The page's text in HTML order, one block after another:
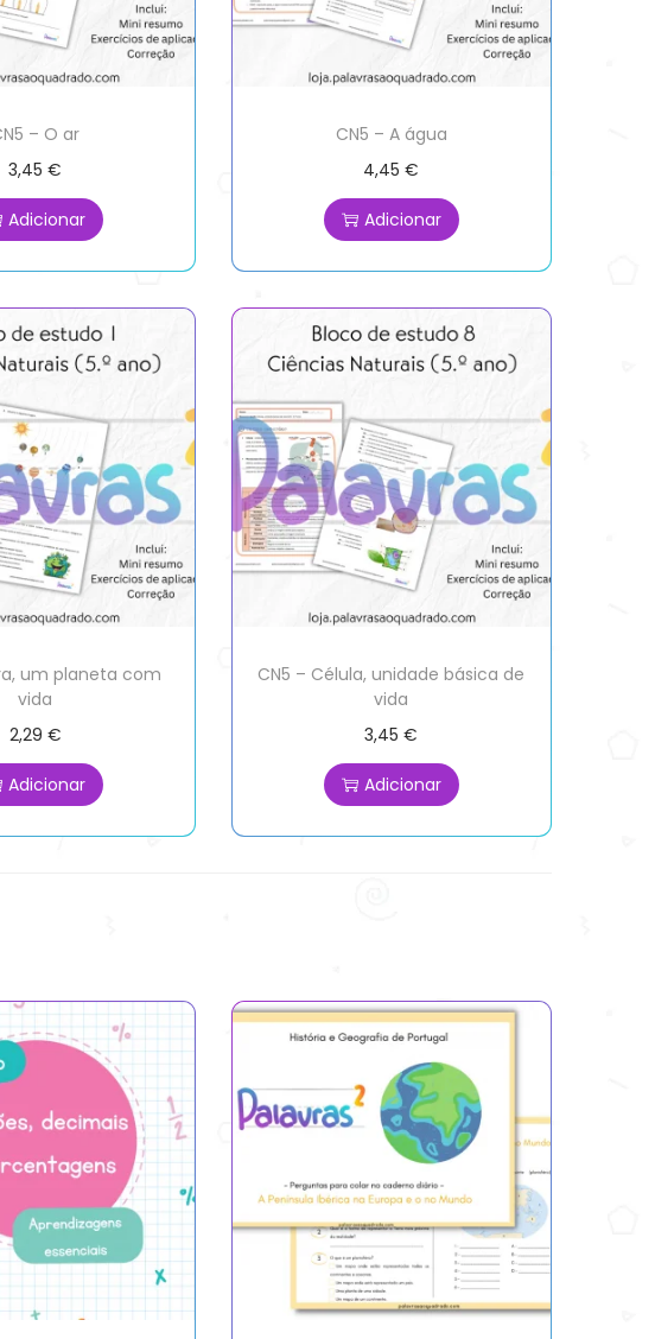
– O ar
3,45€
Adicionar
CN5 – A água
4,45€
Adicionar
um planeta com
vida
2,29 €
Adicionar
CN5 – Célula, unidade básica de
vida
3,45€
Adicionar